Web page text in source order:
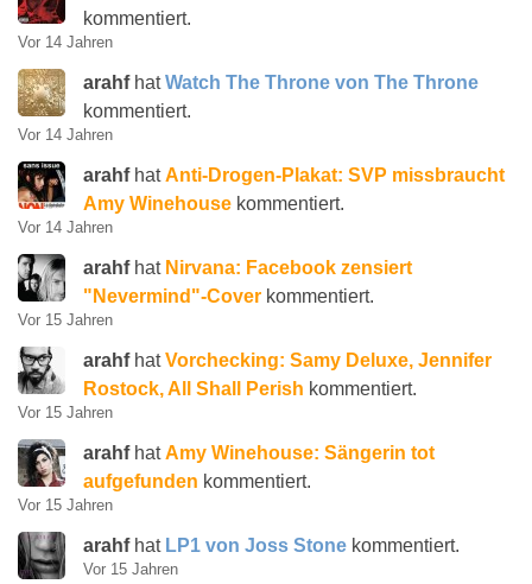
kommentiert.
Vor 14 Jahren
arahfhatWatch The Throne von The Throne
kommentiert.
Vor 14 Jahren
arahfhatAnti-Drogen-Plakat: SVP missbraucht
Amy Winehouse kommentiert.
Vor 14 Jahren
arahfhat Nirvana: Facebook zensiert
"Nevermind"-Cover kommentiert.
Vor 15 Jahren
arahfhatVorchecking: Samy Deluxe, Jennifer
Rostock, All Shall Perish kommentiert.
Vor 15 Jahren
arahfhatAmy Winehouse: Sängerin tot
aufgefunden kommentiert.
Vor 15 Jahren
arahfhat LP1 von Joss Stone kommentiert.
Vor 15 Jahren